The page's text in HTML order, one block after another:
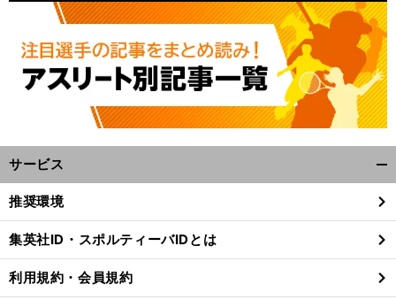
‼ ×SV 】
、
・
師
」
前
へ
サービス
閉
る
推奨環境
集英社ID・スポルティーバIDとは
利用規約・会員規約